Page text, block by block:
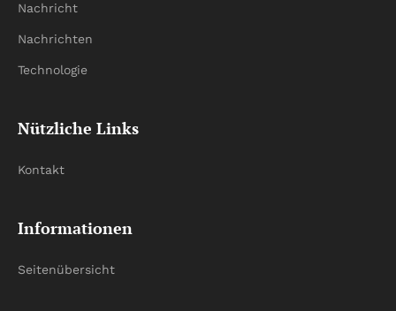
Nachricht
Nachrichten
Technologie
Nützliche Links
Kontakt
Informationen
Seitenübersicht